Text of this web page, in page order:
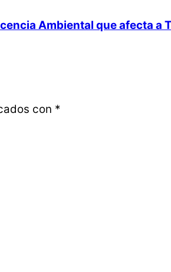
Ambiental que afecta a
con *